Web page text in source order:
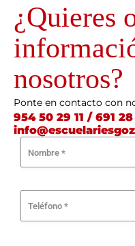
¿Quieres
nosotros?
Ponte en contacto con
954 50 29 11 / 691